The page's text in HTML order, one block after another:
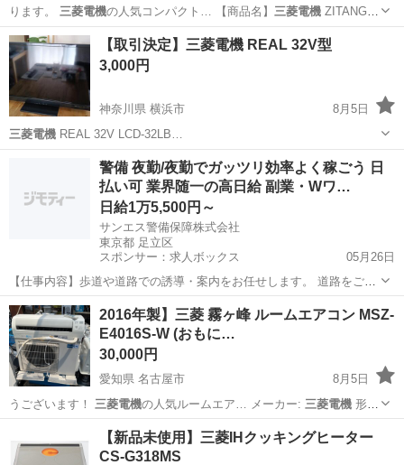
ります。 三菱電機 の人気コンパクト… 【商品名】 三菱電機ZITANG
…京都 福知山市 福知山市民病院口駅 キッチン家電
三菱電機
【取引決定】三菱電機 REAL 32V型
3,000円
神奈川県 横浜市
8月5日
三菱電機REAL 32V LCD-32LB…
横浜市 テレビ
警備 夜勤/夜勤でガッツリ効率よく稼ごう 日
払い可 業界随一の高日給 副業・Wワ…
日給1万5,500円～
サンエス警備保障株式会社
東京都 足立区
スポンサー：求人ボックス
05月26日
【仕事内容】歩道や道路での誘導・案内をお任せします。 道路をご利
用される車両や歩行者の方が安全に安心して通行するために適切に誘
導してください。 勤務地へは直行直帰OKです! <未経験でも安心!!> 丁
寧な研修20hで基本的な知識を...
アルバイト・パート
2016年製】三菱 霧ヶ峰 ルームエアコン MSZ-
E4016S-W (おもに…
30,000円
愛知県 名古屋市
8月5日
うございます！ 三菱電機 の人気ルームエア… メーカー: 三菱電機形
名: MS…
名古屋市 季節、空調家電
【新品未使用】三菱IHクッキングヒーター
CS-G318MS